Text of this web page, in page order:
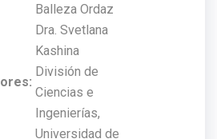
Balleza Ordaz
Dra. Svetlana
Kashina
División de
Ciencias e
Ingenierías,
Universidad de